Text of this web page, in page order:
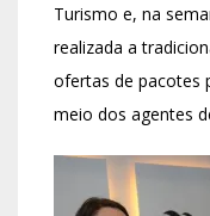
Turismo e, na
realizada a
ofertas de pacotes
meio dos agentes